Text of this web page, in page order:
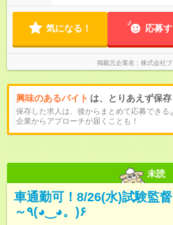
気になる！ 応募
掲載元企業名 株式会社
興味のあるバイト は、とりあえず保
保存した求人は、後からまとめて応募できる
企業からアプローチが届くことも！
未読
車通勤可！8/26(水)試験監
～٩(◕‿◕。)۶